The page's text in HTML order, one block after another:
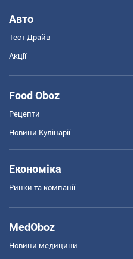
Авто
Тест Драйв
Акції
Food Oboz
Рецепти
Новини Кулінарії
Економіка
Ринки та компанії
MedOboz
Новини медицини